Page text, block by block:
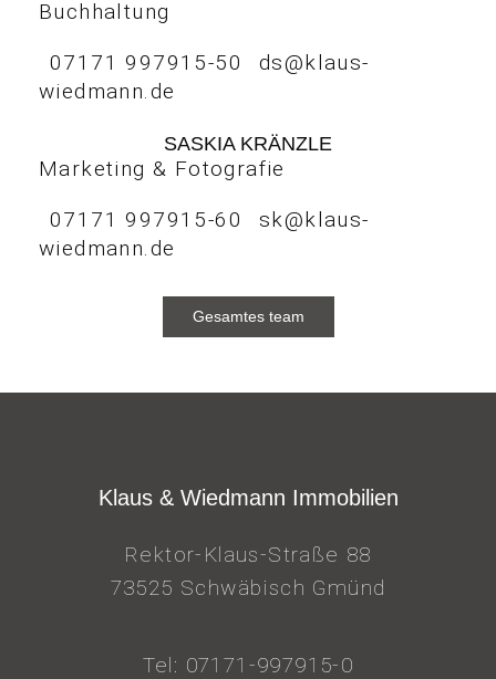
Buchhaltung
07171 997915-50
ds@klaus-
wiedmann.de
SASKIA KRÄNZLE
Marketing & Fotografie
07171 997915-60
sk@klaus-
wiedmann.de
Gesamtes team
Klaus & Wiedmann Immobilien
Rektor-Klaus-Straße 88
73525 Schwäbisch Gmünd
Tel: 07171-997915-0